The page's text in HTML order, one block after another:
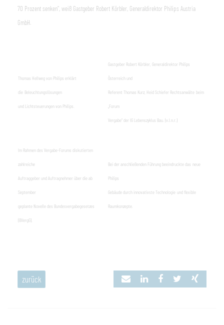
70 Prozent senken“, weiß Gastgeber Robert Körbler, Generaldirektor Philips Austria
GmbH.
Thomas Hellweg von Philips erklärt
die Beleuchtungslösungen
und Lichtsteuerungen von Philips.
Gastgeber Robert Körbler, Generaldirektor Philips
Österreich und
Referent Thomas Kurz, Heid Schiefer Rechtsanwälte beim
„Forum
Vergabe“ der IG Lebenszyklus Bau. (v.l.n.r.)
Im Rahmen des Vergabe-Forums diskutierten
zahlreiche
Auftraggeber und Auftragnehmer über die ab
September
geplante Novelle des Bundesvergabegesetzes
(BVergG).
Bei der anschließenden Führung beeindruckte das neue
Philips
Gebäude durch innovativste Technologie und flexible
Raumkonzepte.
zurück